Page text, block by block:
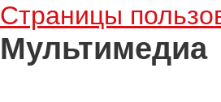
Страницы
Мультимедиа